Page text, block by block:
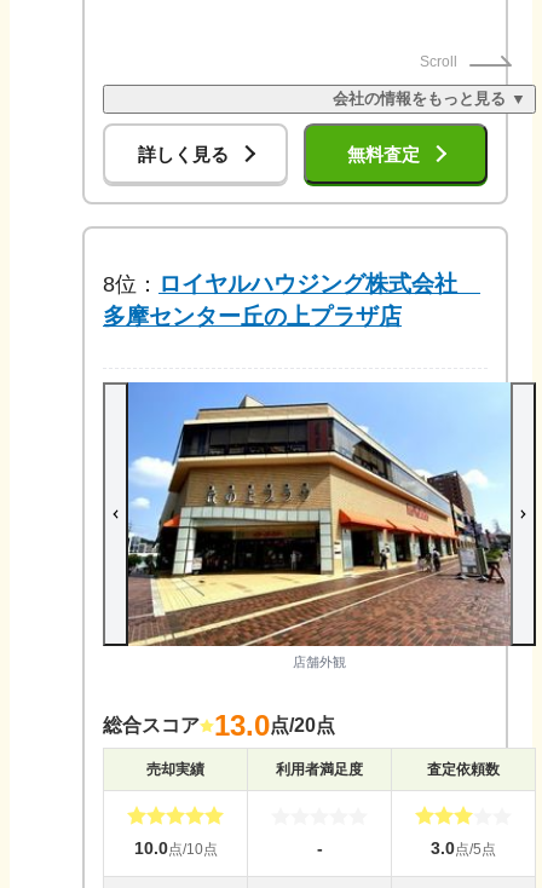
Scroll
会社の情報をもっと見る ▼
詳しく見る 無料査定
8位： ロイヤルハウジング株式会社
多摩センター丘の上プラザ店
店舗外観
総合スコア 13.0点/20点
売却実績 利用者満足度 査定依頼数
10.0点/10点 - 3.0点/5点